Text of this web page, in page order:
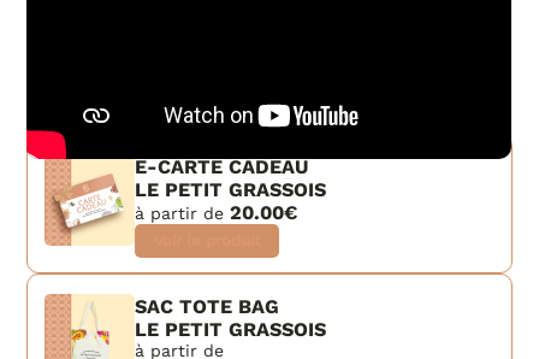
E-CARTE CADEAU
LE PETIT GRASSOIS
à partir de 20.00€
SAC TOTE BAG
LE PETIT GRASSOIS
à partir de